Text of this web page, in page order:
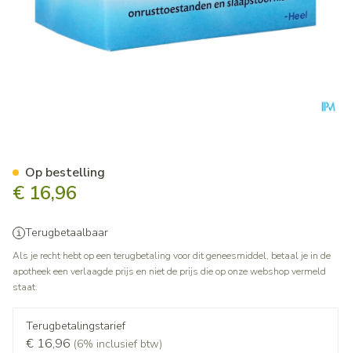
€ 16,96
Terugbetaalbaar
Als je recht hebt op een terugbetaling voor dit geneesmiddel, betaal je in de
apotheek een verlaagde prijs en niet de prijs die op onze webshop vermeld
staat.
Terugbetalingstarief
€ 16,96 (6% inclusief btw)
Op bestelling